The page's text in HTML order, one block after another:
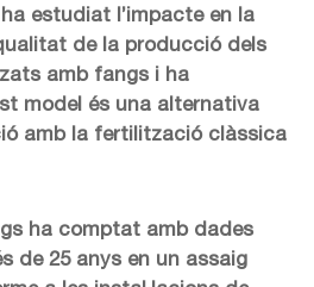
ha estudiat l’impacte en la
de la producció dels
amb fangs i ha
model és una alternativa
amb la fertilització clàssica
ha comptat amb dades
de 25 anys en un assaig